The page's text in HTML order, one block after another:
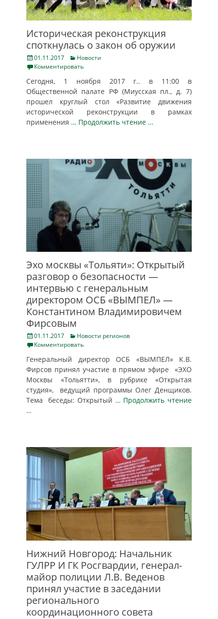
Историческая реконструкция
споткнулась о закон об оружии
Posted
on
01.11.2017 Categories
Новости
Комментировать
Сегодня, 1 ноября 2017 г.. в 11:00 в
Общественной палате РФ (Миусская пл., д. 7)
прошел круглый стол «Развитие движения
исторической реконструкции в рамках
применения … Продолжить чтение …
Эхо москвы «Тольяти»: Открытый
разговор о безопасности —
интервью с генеральным
директором ОСБ «ВЫМПЕЛ» —
Константином Владимировичем
Фирсовым
Posted
on
01.11.2017 Categories
Новости регионов
Комментировать
Генеральный директор ОСБ «ВЫМПЕЛ» К.В.
Фирсов принял участие в прямом эфире «ЭХО
Москвы «Тольятти», в рубрике «Открытая
студия», ведущий программы Олег Денщиков.
Тема беседы: Открытый … Продолжить чтение
…
Нижний Новгород: Начальник
ГУЛРР И ГК Росгвардии, генерал-
майор полиции Л.В. Веденов
принял участие в заседании
регионального
координационного совета